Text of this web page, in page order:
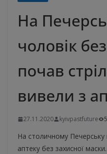
На
чоловік
почав
вивели з
27.11.2020 kyivpastfuture
На столичному Печерську
аптеку без захисної